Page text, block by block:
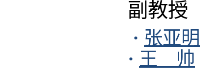
副教授
· 张亚明
· 王 帅